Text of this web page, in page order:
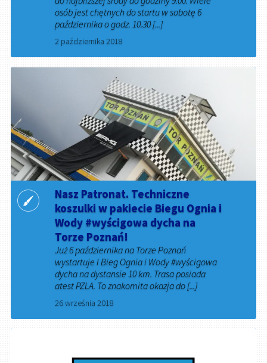
osób jest chętnych do startu w sobotę 6
października o godz. 10.30 [...]
2 października 2018
Nasz Patronat. Techniczne
koszulki w pakiecie Biegu Ognia i
Wody #wyścigowa dycha na
Torze Poznań!
Już 6 października na Torze Poznań
wystartuje I Bieg Ognia i Wody #wyścigowa
dycha na dystansie 10 km. Trasa posiada
atest PZLA. To znakomita okazja do [...]
26 września 2018